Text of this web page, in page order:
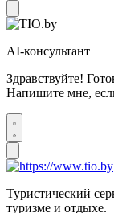
AI-консультант
Здравствуйте!
Напишите мне,
Туристический
туризме и отдыхе.